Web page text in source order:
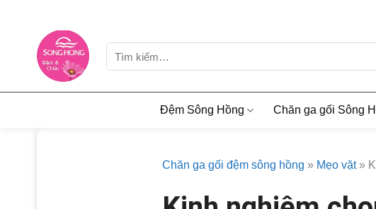
Đệm Sông Hồng Chăn ga gối Sông
Chăn ga gối đệm sông hồng » Mẹo vặt»